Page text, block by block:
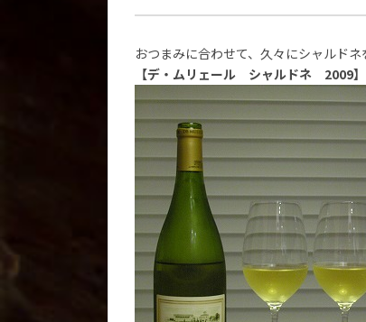
おつまみに合わせて、久々にシャルドネ
【デ・ムリェール シャルドネ 2009】